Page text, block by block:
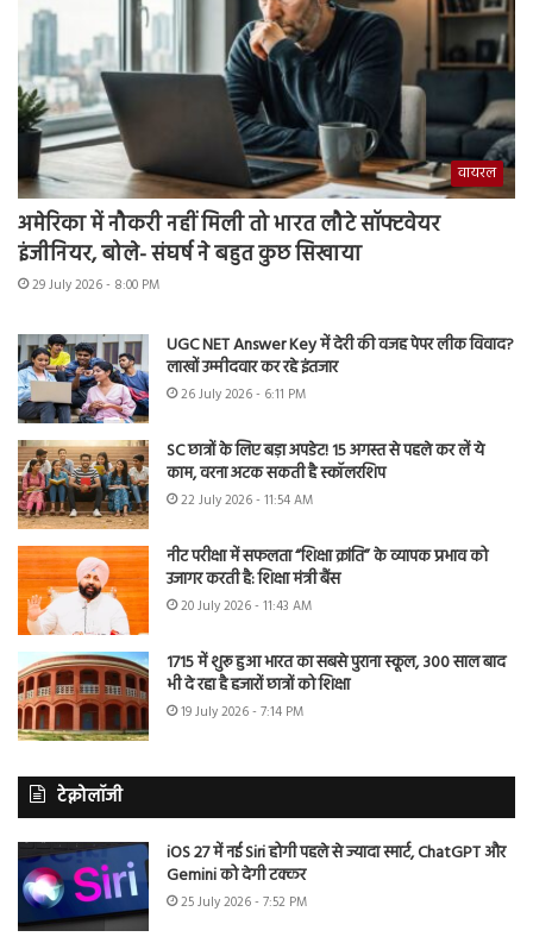
वायरल
अमेरिका में नौकरी नहीं मिली तो भारत लौटे सॉफ्टवेयर
इंजीनियर, बोले- संघर्ष ने बहुत कुछ सिखाया
29 July 2026 - 8:00 PM
UGC NET Answer Key में देरी की वजह पेपर लीक विवाद?
लाखों उम्मीदवार कर रहे इंतजार
26 July 2026 - 6:11 PM
SC छात्रों के लिए बड़ा अपडेट! 15 अगस्त से पहले कर लें ये
काम, वरना अटक सकती है स्कॉलरशिप
22 July 2026 - 11:54 AM
नीट परीक्षा में सफलता “शिक्षा क्रांति” के व्यापक प्रभाव को
उजागर करती है: शिक्षा मंत्री बैंस
20 July 2026 - 11:43 AM
1715 में शुरू हुआ भारत का सबसे पुराना स्कूल, 300 साल बाद
भी दे रहा है हजारों छात्रों को शिक्षा
19 July 2026 - 7:14 PM
टेक्नोलॉजी
iOS 27 में नई Siri होगी पहले से ज्यादा स्मार्ट, ChatGPT और
Gemini को देगी टक्कर
25 July 2026 - 7:52 PM